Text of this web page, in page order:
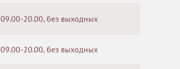
09.00-20.00, без выходных
09.00-20.00, без выходных